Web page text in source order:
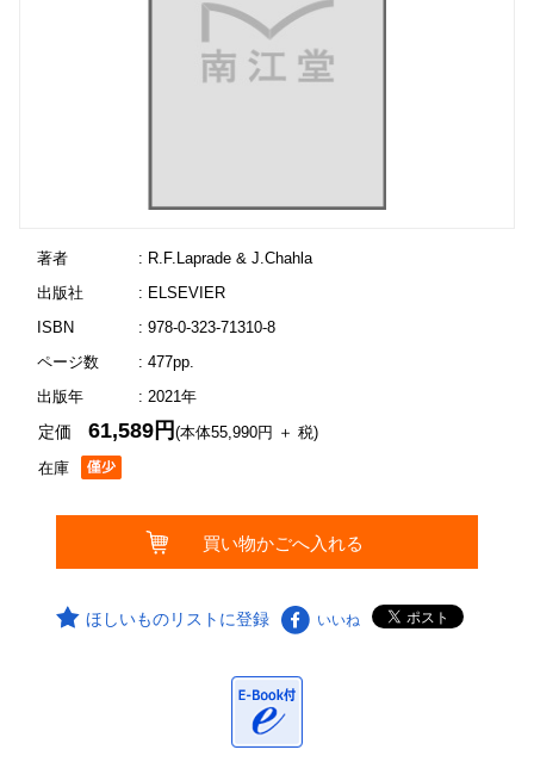
著者
: R.F.Laprade & J.Chahla
出版社
: ELSEVIER
ISBN
: 978-0-323-71310-8
ページ数
: 477pp.
出版年
: 2021年
在庫
定価61,589円(本体55,990円 ＋ 税)
ほしいものリストに登録 いいね